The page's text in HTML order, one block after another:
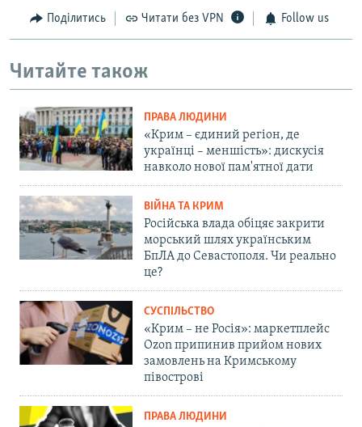
Поділитись Читати без VPN Follow us
Читайте також
ПРАВА ЛЮДИНИ
«Крим – єдиний регіон, де
українці – меншість»: дискусія
навколо нової пам'ятної дати
ВІЙНА ТА КРИМ
Російська влада обіцяє закрити
морський шлях українським
БпЛА до Севастополя. Чи реально
це?
СУСПІЛЬСТВО
«Крим – не Росія»: маркетплейс
Ozon припинив прийом нових
замовлень на Кримському
півострові
ПРАВА ЛЮДИНИ